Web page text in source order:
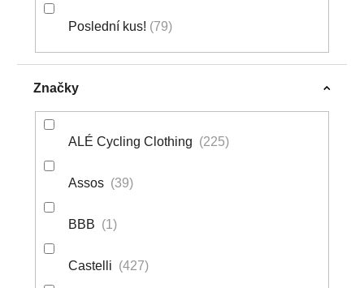
Poslední kus! 79
Značky
ALÉ Cycling Clothing 225
Assos 39
BBB 1
Castelli 427